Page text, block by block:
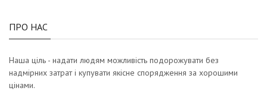
ПРО НАС
Наша ціль - надати людям можливість подорожувати без
надмірних затрат і купувати якісне спорядження за хорошими
цінами.